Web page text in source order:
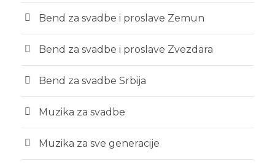
Bend za svadbe i proslave Zemun
Bend za svadbe i proslave Zvezdara
Bend za svadbe Srbija
Muzika za svadbe
Muzika za sve generacije